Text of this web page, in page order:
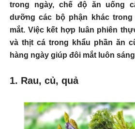
trong ngày, chế độ ăn uống
dưỡng các bộ phận khác
mắt. Việc kết hợp luân phiên
và thịt cá trong khẩu phần ăn
hàng ngày giúp đôi mắt luôn
1. Rau, củ, quả